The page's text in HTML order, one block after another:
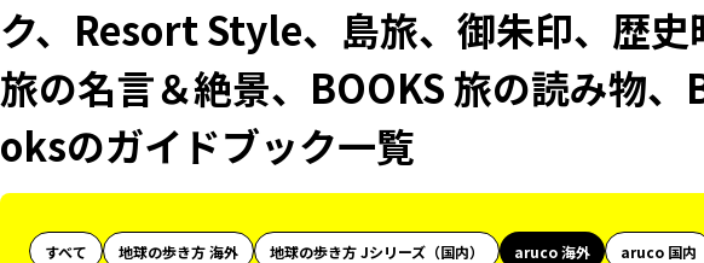
ク、Resort Style、島旅、御朱印、歴史
旅の名言＆絶景、BOOKS 旅の読み物
oksのガイドブック一覧
すべて 地球の歩き方 海外 地球の歩き方 Jシリーズ（国内） aruco 海外 aruco 国内